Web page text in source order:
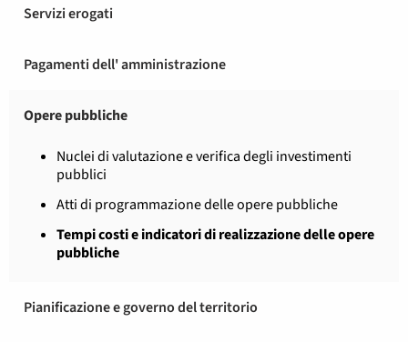
Servizi erogati
Pagamenti dell' amministrazione
Opere pubbliche
Nuclei di valutazione e verifica degli investimenti
pubblici
Atti di programmazione delle opere pubbliche
Tempi costi e indicatori di realizzazione delle opere
pubbliche
Pianificazione e governo del territorio